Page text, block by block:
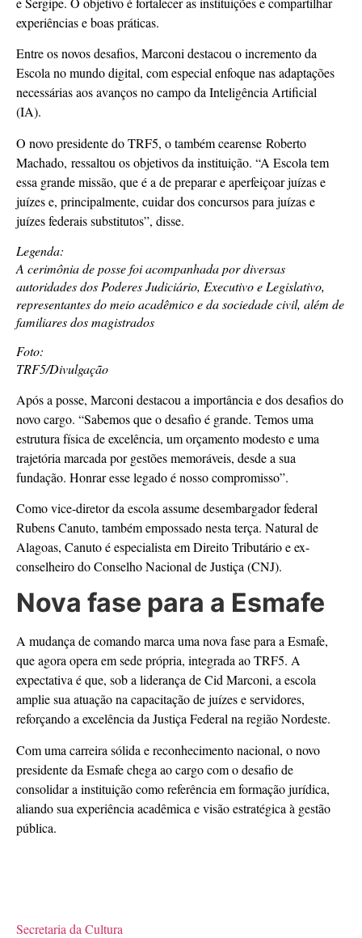
experiências e boas práticas.
Entre os novos desafios, Marconi destacou o incremento da
Escola no mundo digital, com especial enfoque nas adaptações
necessárias aos avanços no campo da Inteligência Artificial
(IA).
O novo presidente do TRF5, o também cearense Roberto
Machado, ressaltou os objetivos da instituição. “A Escola tem
essa grande missão, que é a de preparar e aperfeiçoar juízas e
juízes e, principalmente, cuidar dos concursos para juízas e
juízes federais substitutos”, disse.
Legenda:
A cerimônia de posse foi acompanhada por diversas
autoridades dos Poderes Judiciário, Executivo e Legislativo,
representantes do meio acadêmico e da sociedade civil, além de
familiares dos magistrados
Foto:
TRF5/Divulgação
Após a posse, Marconi destacou a importância e dos desafios do
novo cargo. “Sabemos que o desafio é grande. Temos uma
estrutura física de excelência, um orçamento modesto e uma
trajetória marcada por gestões memoráveis, desde a sua
fundação. Honrar esse legado é nosso compromisso”.
Como vice-diretor da escola assume desembargador federal
Rubens Canuto, também empossado nesta terça. Natural de
Alagoas, Canuto é especialista em Direito Tributário e ex-
conselheiro do Conselho Nacional de Justiça (CNJ).
Nova fase para a Esmafe
A mudança de comando marca uma nova fase para a Esmafe,
que agora opera em sede própria, integrada ao TRF5. A
expectativa é que, sob a liderança de Cid Marconi, a escola
amplie sua atuação na capacitação de juízes e servidores,
reforçando a excelência da Justiça Federal na região Nordeste.
Com uma carreira sólida e reconhecimento nacional, o novo
presidente da Esmafe chega ao cargo com o desafio de
consolidar a instituição como referência em formação jurídica,
aliando sua experiência acadêmica e visão estratégica à gestão
pública.
Secretaria da Cultura